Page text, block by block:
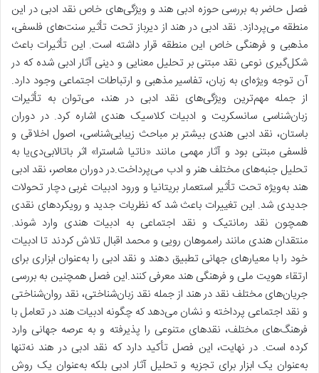
فصل حاضر به بررسی حوزه ادبی هند و ویژگی‌های خاص نقد ادبی در این
منطقه می‌پردازد. نقد ادبی در هند از دیرباز تحت تأثیر سنت‌های فلسفی،
مذهبی و فرهنگی خاص این منطقه قرار داشته است. این تأثیرات باعث
شکل‌گیری نوعی نقد مبتنی بر تحلیل معنایی و دینی آثار ادبی شده که در
آن توجه ویژه‌ای به زبان، تفاسیر مذهبی و ارتباطات اجتماعی وجود دارد.
از جمله مهم‌ترین ویژگی‌های نقد ادبی در هند، می‌توان به تأثیرات
زبان‌شناسی سانسکریت و ادبیات کلاسیک هندی اشاره کرد. در دوران
باستان، نقد ادبی هندی بیشتر بر مباحث زیبایی‌شناسی، اصول اخلاقی و
فلسفی مبتنی بود و آثار مهمی مانند «ناتیا شاسترا» اثر باتا‌لا‌بی‌دی‌یا به
تحلیل جنبه‌های مختلف هنر و ادب می‌پرداخت.در دوران معاصر، نقد ادبی
هند به‌ویژه تحت تأثیر استعمار بریتانیا و ورود ادبیات غربی دچار تحولات
جدیدی شد. این تغییرات باعث شد که نظریات جدید و رویکردهای نقدی
همچون نقد رمانتیک و نقد اجتماعی به ادبیات هندی وارد شوند.
منتقدان هندی مانند رامموهان رویی و محمد اقبال تلاش کردند تا ادبیات
خود را با معیارهای جهانی تطبیق دهند و نقد ادبی را به‌عنوان ابزاری برای
ارتقاء هویت ملی و فرهنگی هند معرفی کنند.این فصل همچنین به بررسی
جریان‌های مختلف نقد در هند از جمله نقد زبان‌شناختی، نقد روان‌شناختی
و نقد اجتماعی پرداخته و نشان می‌دهد که چگونه ادبیات هند در تعامل با
فرهنگ‌های مختلف، نقدهای متنوعی را پذیرفته و به عرصه جهانی وارد
کرده است. در نهایت، این فصل تأکید دارد که نقد ادبی در هند نه‌تنها
به‌عنوان یک ابزار برای تجزیه و تحلیل آثار ادبی بلکه به‌عنوان یک روش